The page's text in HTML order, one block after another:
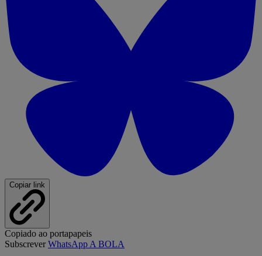
Copiar link
Copiado ao portapapeis
SubscreverWhatsApp A BOLA